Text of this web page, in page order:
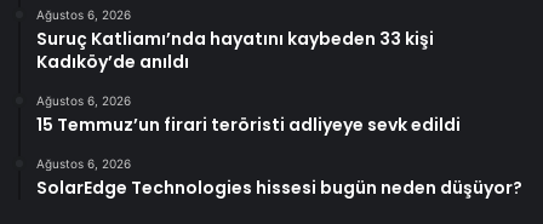
Ağustos 6, 2026
Suruç Katliamı’nda hayatını kaybeden 33 kişi
Kadıköy’de anıldı
Ağustos 6, 2026
15 Temmuz’un firari teröristi adliyeye sevk edildi
Ağustos 6, 2026
SolarEdge Technologies hissesi bugün neden düşüyor?